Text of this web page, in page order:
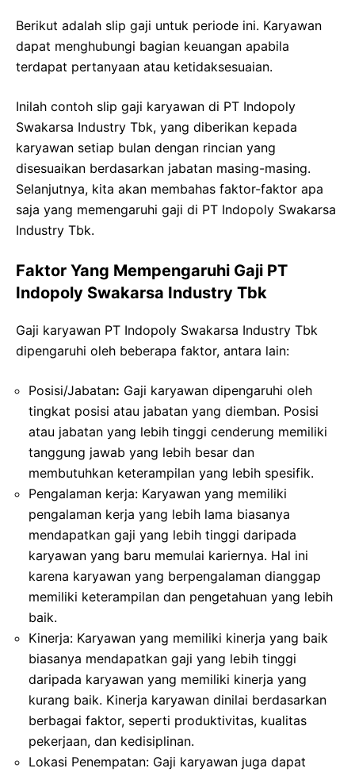
Berikut adalah slip gaji untuk periode ini. Karyawan
dapat menghubungi bagian keuangan apabila
terdapat pertanyaan atau ketidaksesuaian.
Inilah contoh slip gaji karyawan di PT Indopoly
Swakarsa Industry Tbk, yang diberikan kepada
karyawan setiap bulan dengan rincian yang
disesuaikan berdasarkan jabatan masing-masing.
Selanjutnya, kita akan membahas faktor-faktor apa
saja yang memengaruhi gaji di PT Indopoly Swakarsa
Industry Tbk.
Faktor Yang Mempengaruhi Gaji PT
Indopoly Swakarsa Industry Tbk
Gaji karyawan PT Indopoly Swakarsa Industry Tbk
dipengaruhi oleh beberapa faktor, antara lain:
Posisi/Jabatan: Gaji karyawan dipengaruhi oleh
tingkat posisi atau jabatan yang diemban. Posisi
atau jabatan yang lebih tinggi cenderung memiliki
tanggung jawab yang lebih besar dan
membutuhkan keterampilan yang lebih spesifik.
Pengalaman kerja: Karyawan yang memiliki
pengalaman kerja yang lebih lama biasanya
mendapatkan gaji yang lebih tinggi daripada
karyawan yang baru memulai kariernya. Hal ini
karena karyawan yang berpengalaman dianggap
memiliki keterampilan dan pengetahuan yang lebih
baik.
Kinerja: Karyawan yang memiliki kinerja yang baik
biasanya mendapatkan gaji yang lebih tinggi
daripada karyawan yang memiliki kinerja yang
kurang baik. Kinerja karyawan dinilai berdasarkan
berbagai faktor, seperti produktivitas, kualitas
pekerjaan, dan kedisiplinan.
Lokasi Penempatan: Gaji karyawan juga dapat